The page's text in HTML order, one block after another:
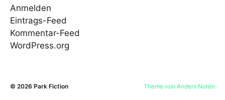
Anmelden
Eintrags-Feed
Kommentar-Feed
WordPress.org
© 2026 Park Fiction Theme von Anders Norén